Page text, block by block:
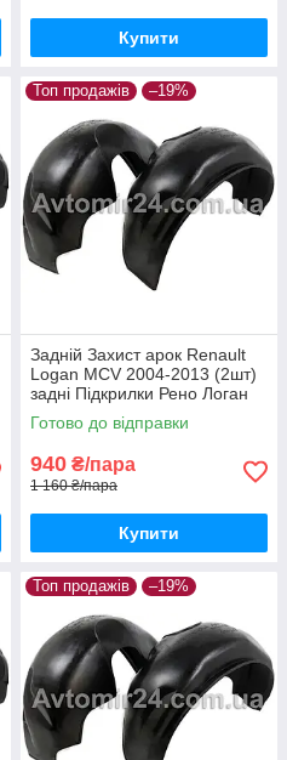
Купити
Топ продажів –19%
Задній Захист арок Renault
Logan MCV 2004-2013 (2шт)
задні Підкрилки Рено Логан
МЦВ до 2013 пара задніх
Готово до відправки
940 ₴/пара
1 160 ₴/пара
Купити
Топ продажів –19%